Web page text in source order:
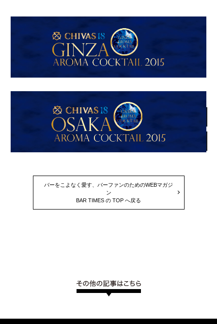
バーをこよなく愛す、バーファンのためのWEBマガジ
ン
BAR TIMES の TOP へ戻る